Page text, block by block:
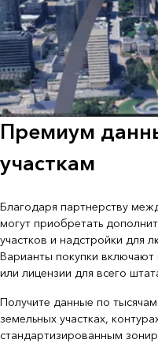
Премиум
участкам
Благодаря партнерству
могут приобретать
участков и надстройки для
Варианты покупки
или лицензии для всего
Получите данные по
земельных участках,
стандартизированным